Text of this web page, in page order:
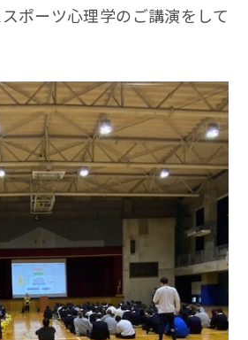
ポーツ心理学のご講演をして